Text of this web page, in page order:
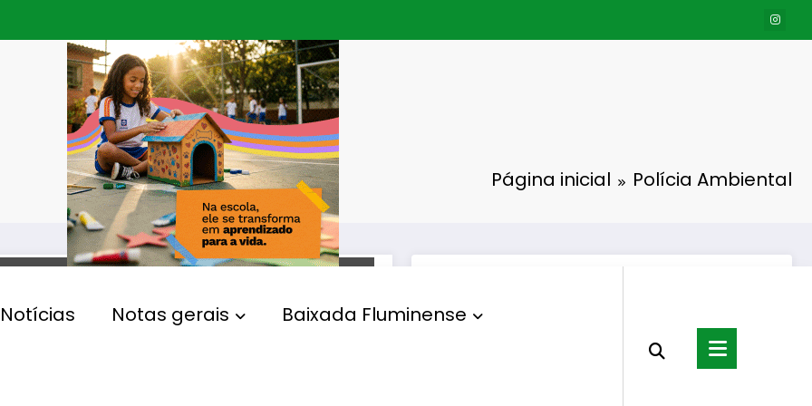
Notícias Notas gerais Baixada Fluminense
Página inicial Polícia Ambiental
Governo do Estado desativa